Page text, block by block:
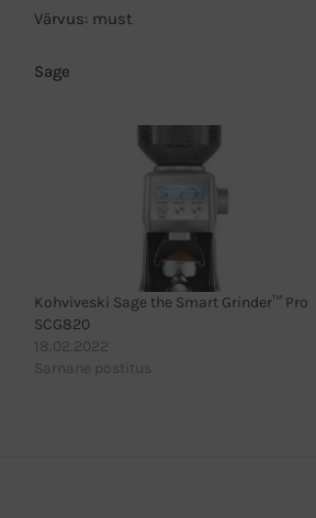
Värvus: must
Sage
Kohviveski Sage the Smart Grinder™ Pro
SCG820
18.02.2022
Sarnane postitus